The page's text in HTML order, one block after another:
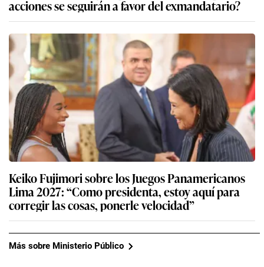
acciones se seguirán a favor del exmandatario?
Keiko Fujimori sobre los Juegos Panamericanos
Lima 2027: “Como presidenta, estoy aquí para
corregir las cosas, ponerle velocidad”
Más sobre Ministerio Público